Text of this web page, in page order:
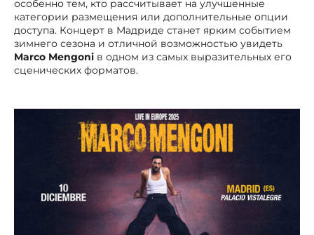
особенно тем, кто рассчитывает на улучшенные
категории размещения или дополнительные опции
доступа. Концерт в Мадриде станет ярким событием
зимнего сезона и отличной возможностью увидеть
Marco Mengoni в одном из самых выразительных его
сценических форматов.